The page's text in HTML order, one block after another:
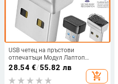
USB четец на пръстови
отпечатъци Модул Лаптоп
Скенер Четец за Windows 10 Hello
PC Notebook Lock Биометричен
скенер
28.54€/55.82 лв
add_shopping_cart